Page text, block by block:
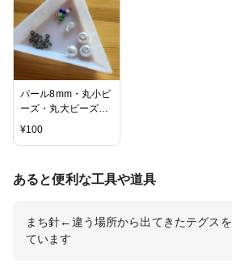
パール8mm・丸小ビ
ーズ・丸大ビーズ・
ソロバンカット4mm
¥100
あると便利な工具や道具
まち針←違う場所から出てきたテグス
ています